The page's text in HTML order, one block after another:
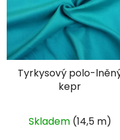
Tyrkysový polo-
kepr
Skladem (14,5 m)